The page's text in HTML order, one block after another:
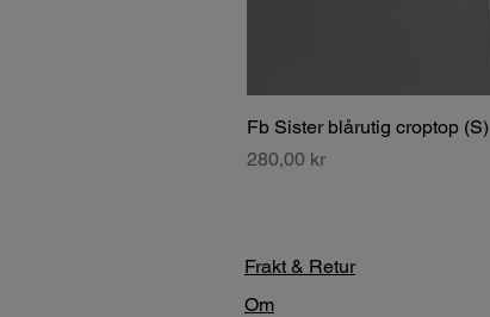
Fb Sister blårutig croptop (S)
Pris
280,00 kr
Frakt & Retur
Om